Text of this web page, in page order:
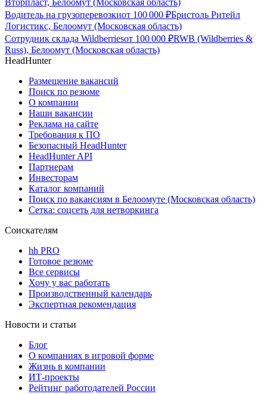
Вторпласт, Белоомут (Московская область)
Водитель на грузоперевозкиот 100 000 ₽Бристоль Ритейл
Логистикс, Белоомут (Московская область)
Сотрудник склада Wildberriesот 100 000 ₽RWB (Wildberries &
Russ), Белоомут (Московская область)
HeadHunter
Размещение вакансий
Поиск по резюме
О компании
Наши вакансии
Реклама на сайте
Требования к ПО
Безопасный HeadHunter
HeadHunter API
Партнерам
Инвесторам
Каталог компаний
Поиск по вакансиям в Белоомуте (Московская область)
Сетка: соцсеть для нетворкинга
Соискателям
hh PRO
Готовое резюме
Все сервисы
Хочу у вас работать
Производственный календарь
Экспертная рекомендация
Новости и статьи
Блог
О компаниях в игровой форме
Жизнь в компании
ИТ-проекты
Рейтинг работодателей России